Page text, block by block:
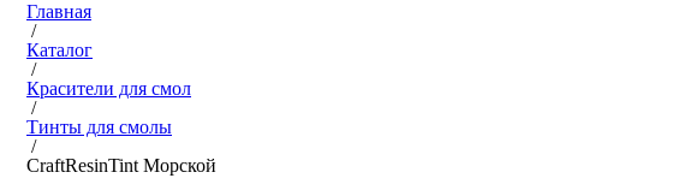
Главная
/
Каталог
/
Красители для смол
/
Тинты для смолы
/
CraftResinTint Морской